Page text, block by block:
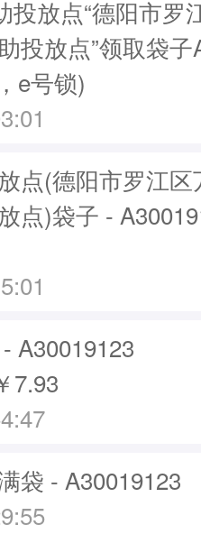
投放点“德阳市罗
投放点”领取袋子
e号锁)
点(德阳市罗江
点)袋子 -
A30019123
7.93
袋 - A30019123